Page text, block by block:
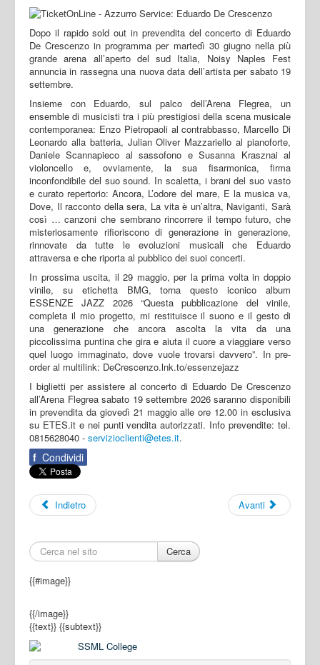
Dopo il rapido sold out in prevendita del concerto di Eduardo
De Crescenzo in programma per martedì 30 giugno nella più
grande arena all’aperto del sud Italia, Noisy Naples Fest
annuncia in rassegna una nuova data dell’artista per sabato 19
settembre.
Insieme con Eduardo, sul palco dell’Arena Flegrea, un
ensemble di musicisti tra i più prestigiosi della scena musicale
contemporanea: Enzo Pietropaoli al contrabbasso, Marcello Di
Leonardo alla batteria, Julian Oliver Mazzariello al pianoforte,
Daniele Scannapieco al sassofono e Susanna Krasznai al
violoncello e, ovviamente, la sua fisarmonica, firma
inconfondibile del suo sound. In scaletta, i brani del suo vasto
e curato repertorio: Ancora, L’odore del mare, E la musica va,
Dove, Il racconto della sera, La vita è un’altra, Naviganti, Sarà
così … canzoni che sembrano rincorrere il tempo futuro, che
misteriosamente rifioriscono di generazione in generazione,
rinnovate da tutte le evoluzioni musicali che Eduardo
attraversa e che riporta al pubblico dei suoi concerti.
In prossima uscita, il 29 maggio, per la prima volta in doppio
vinile, su etichetta BMG, torna questo iconico album
ESSENZE JAZZ 2026 “Questa pubblicazione del vinile,
completa il mio progetto, mi restituisce il suono e il gesto di
una generazione che ancora ascolta la vita da una
piccolissima puntina che gira e aiuta il cuore a viaggiare verso
quel luogo immaginato, dove vuole trovarsi davvero”. In pre-
order al multilink: DeCrescenzo.lnk.to/essenzejazz
I biglietti per assistere al concerto di Eduardo De Crescenzo
all’Arena Flegrea sabato 19 settembre 2026 saranno disponibili
in prevendita da giovedì 21 maggio alle ore 12.00 in esclusiva
su ETES.it e nei punti vendita autorizzati. Info prevendite: tel.
0815628040 - servizioclienti@etes.it.
f Condividi
Indietro Avanti
Cerca
{{#image}}
{{/image}}
{{text}} {{subtext}}